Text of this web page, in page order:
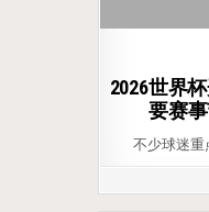
2026世界
要赛
不少球迷